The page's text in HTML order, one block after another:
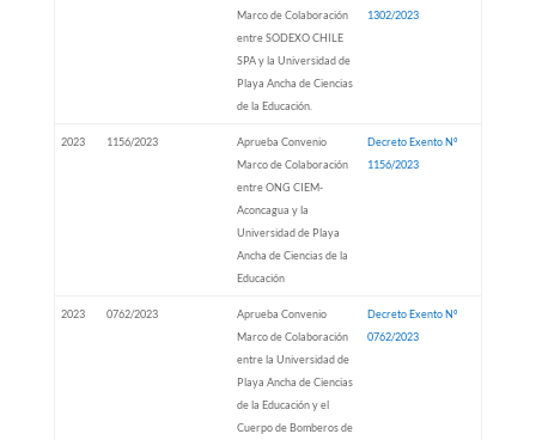
Marco de Colaboración
entre SODEXO CHILE
SPA y la Universidad de
Playa Ancha de Ciencias
de la Educación.
1302/2023
2023 1156/2023
Aprueba Convenio
Marco de Colaboración
entre ONG CIEM-
Aconcagua y la
Universidad de Playa
Ancha de Ciencias de la
Educación
Decreto Exento Nº
1156/2023
2023 0762/2023
Aprueba Convenio
Marco de Colaboración
entre la Universidad de
Playa Ancha de Ciencias
de la Educación y el
Cuerpo de Bomberos de
Decreto Exento Nº
0762/2023